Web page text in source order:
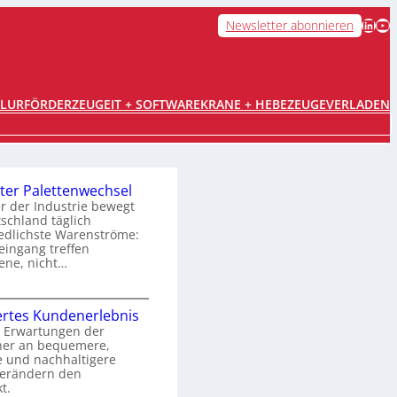
Newsletter abonnieren LinkedIn YouTube
IT + SOFTWAREKRANE + HEBEZEUGEVERLADEN
Palettenwechsel
der Industrie bewegt
täglich
Warenströme:
treffen
nicht…
Kundenerlebnis
Erwartungen der
an bequemere,
und nachhaltigere
den